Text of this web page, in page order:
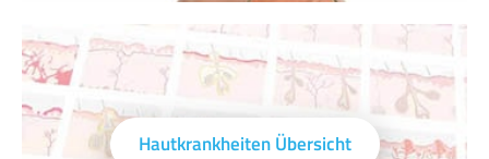
Hautkrankheiten Übersicht